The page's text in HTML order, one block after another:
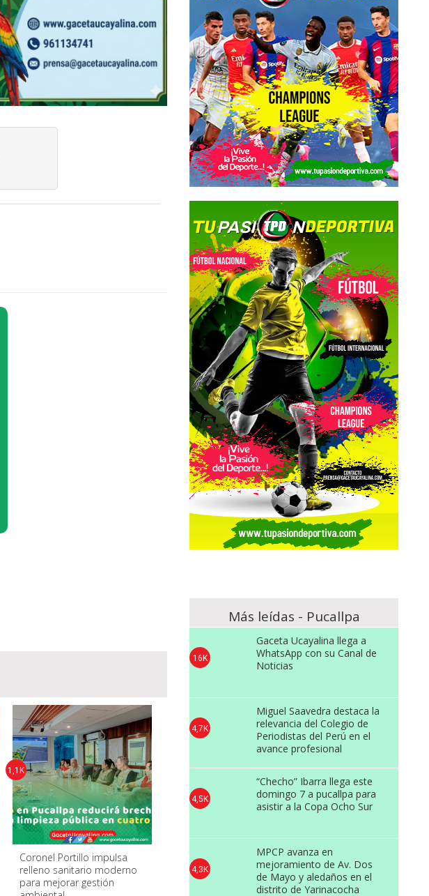
Coronel Portillo impulsa
relleno sanitario moderno
para mejorar gestión
1,1K
Más leídas - Pucallpa
Gaceta Ucayalina llega a
WhatsApp con su Canal de
Noticias
16K
Miguel Saavedra destaca la
relevancia del Colegio de
Periodistas del Perú en el
avance profesional
4,7K
“Checho” Ibarra llega este
domingo 7 a pucallpa para
asistir a la Copa Ocho Sur
4,5K
MPCP avanza en
mejoramiento de Av. Dos
de Mayo y aledaños en el
distrito de Yarinacocha
4,3K